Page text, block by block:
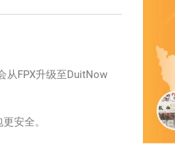
从FPX升级至DuitNow
安全。